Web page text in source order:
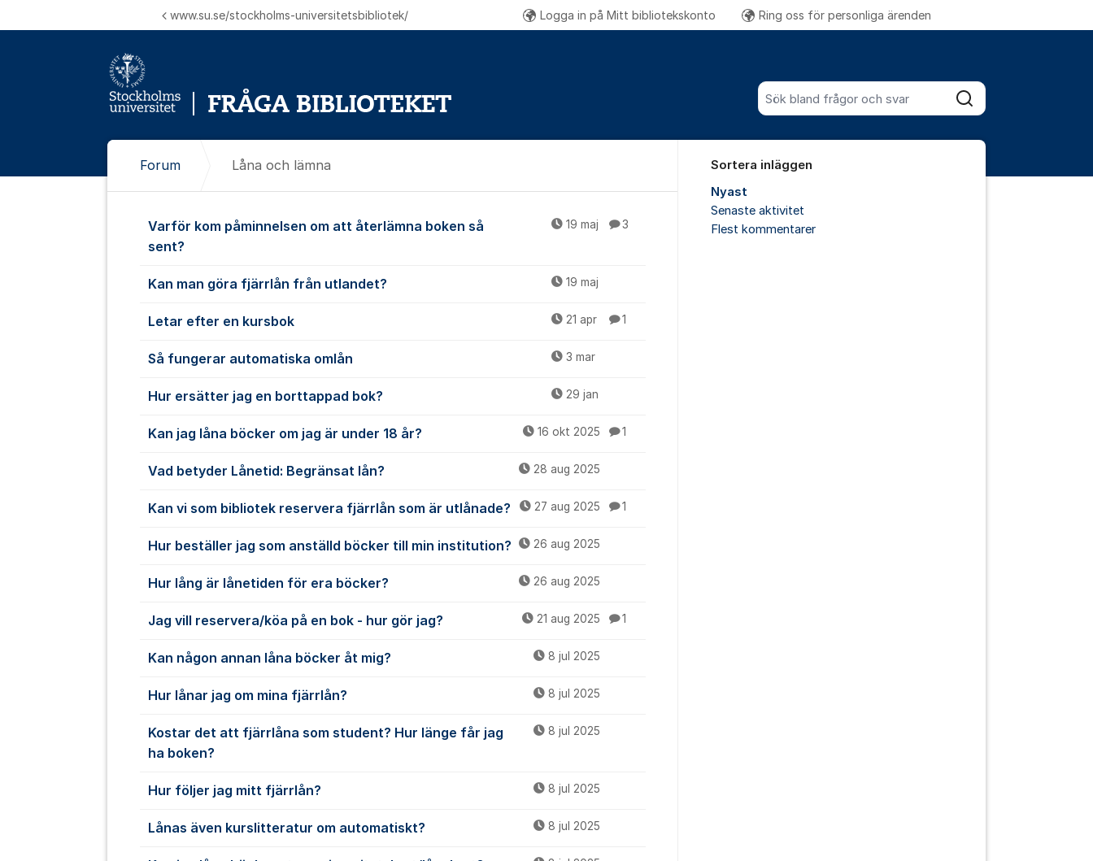
Sök bland alla inlägg
Sök
www.su.se/stockholms-universitetsbibliotek/ Logga in på Mitt bibliotekskonto Ring oss för personliga ärendenFler supportlänkar
Forum Låna och lämna
Låna och lämna
Varför kom påminnelsen om att återlämna boken så
sent?
19 maj 3
Kan man göra fjärrlån från utlandet? 19 maj
Letar efter en kursbok 21 apr 1
Så fungerar automatiska omlån 3 mar
Hur ersätter jag en borttappad bok? 29 jan
Kan jag låna böcker om jag är under 18 år? 16 okt 2025 1
Vad betyder Lånetid: Begränsat lån? 28 aug 2025
Kan vi som bibliotek reservera fjärrlån som är utlånade? 27 aug 2025 1
Hur beställer jag som anställd böcker till min institution? 26 aug 2025
Hur lång är lånetiden för era böcker? 26 aug 2025
Jag vill reservera/köa på en bok - hur gör jag? 21 aug 2025 1
Kan någon annan låna böcker åt mig? 8 jul 2025
Hur lånar jag om mina fjärrlån? 8 jul 2025
Kostar det att fjärrlåna som student? Hur länge får jag
ha boken?
8 jul 2025
Hur följer jag mitt fjärrlån? 8 jul 2025
Lånas även kurslitteratur om automatiskt? 8 jul 2025
Sortera inläggen
Nyast
Senaste aktivitet
Flest kommentarer